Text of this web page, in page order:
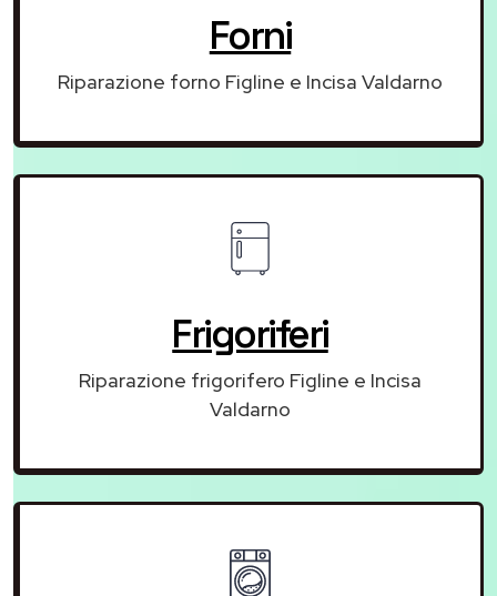
Forni
Riparazione forno Figline e Incisa Valdarno
Frigoriferi
Riparazione frigorifero Figline e Incisa
Valdarno